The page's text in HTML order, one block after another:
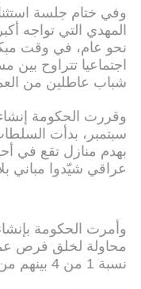
وفي ختام جلسة
المهدي التي تواجه
اجتماعيا تتراوح
شباب عاطلين من
وقررت الحكومة
سبتمبر، بدأت
عراقي شيّدوا مباني
وأمرت الحكومة
محاولة لخلق فرص
نسبة 1 من 4 بينهم من البطالة في العراق.